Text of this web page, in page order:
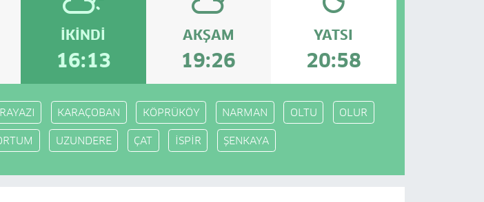
İKINDI
16:13
AKŞAM
19:26
YATSI
20:58
KARAÇOBAN KÖPRÜKÖY NARMAN OLTU OLUR
UZUNDERE ÇAT İSPİR ŞENKAYA